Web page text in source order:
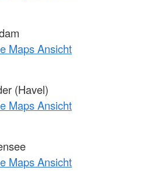
Maps Ansicht
(Havel)
Maps Ansicht
Maps Ansicht